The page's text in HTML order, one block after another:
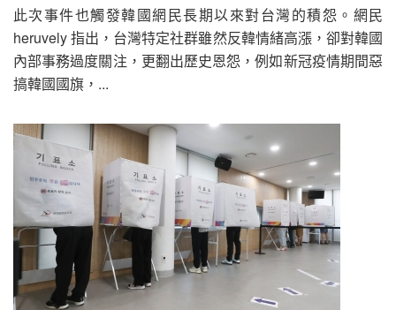
此次事件也觸發韓國網民長期以來對台灣的積怨。網民
heruvely 指出，台灣特定社群雖然反韓情緒高漲，卻對韓國
內部事務過度關注，更翻出歷史恩怨，例如新冠疫情期間惡
搞韓國國旗，...